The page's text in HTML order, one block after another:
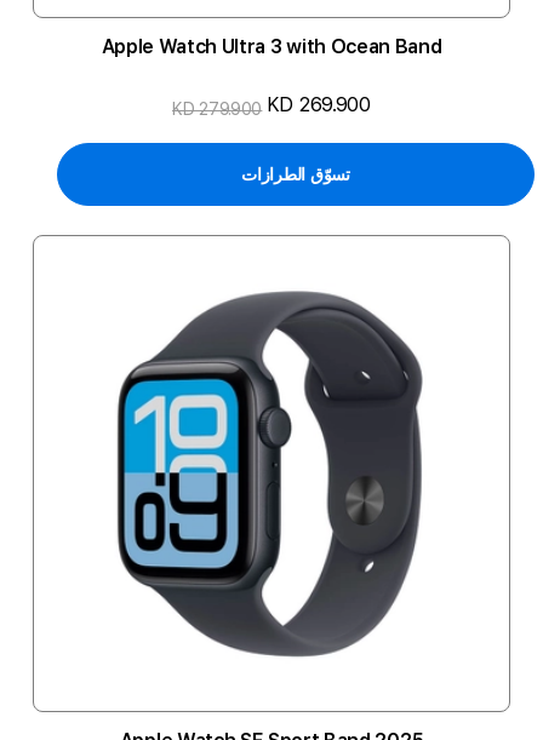
Apple Watch Ultra 3 with Ocean Band
KD 269.900
KD 279.900
تسوّق الطرازات